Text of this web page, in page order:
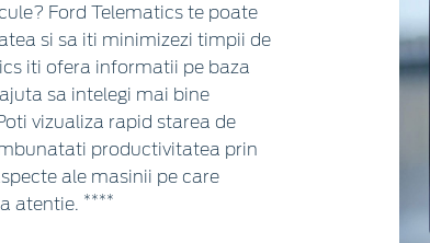
Ford Telematics te poate
si sa iti minimizezi timpii de
iti ofera informatii pe baza
sa intelegi mai bine
vizualiza rapid starea de
productivitatea prin
ale masinii pe care
atentie. ****